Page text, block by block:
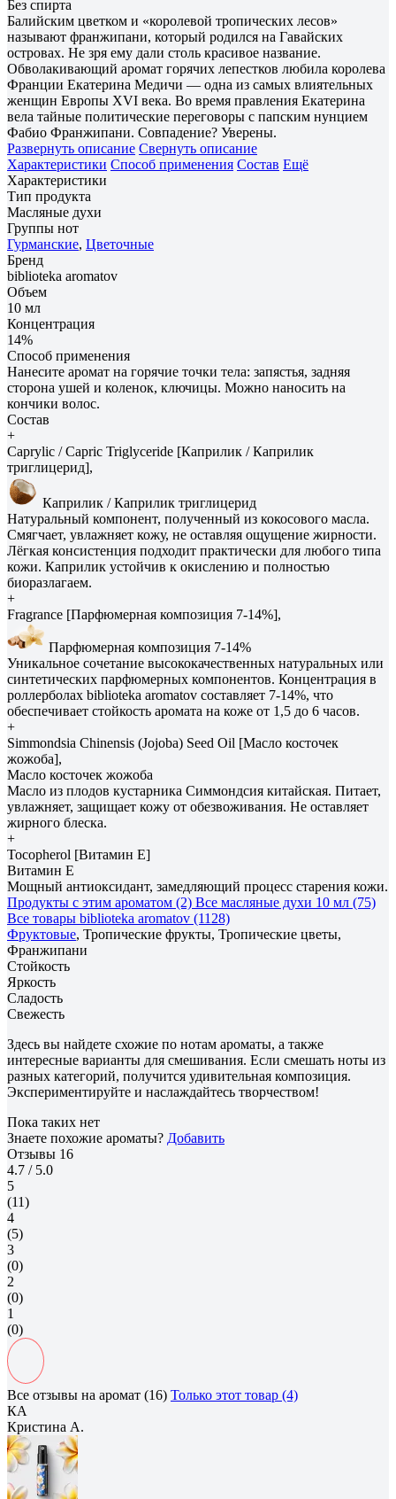
Без спирта
Балийским цветком и «королевой тропических лесов»
называют франжипани, который родился на Гавайских
островах. Не зря ему дали столь красивое название.
Обволакивающий аромат горячих лепестков любила королева
Франции Екатерина Медичи — одна из самых влиятельных
женщин Европы XVI века. Во время правления Екатерина
вела тайные политические переговоры с папским нунцием
Фабио Франжипани. Совпадение? Уверены.
Развернуть описание Свернуть описание
Характеристики Способ применения Состав Ещё
Характеристики
Тип продукта
Масляные духи
Группы нот
Гурманские, Цветочные
Бренд
biblioteka aromatov
Объем
10 мл
Концентрация
14%
Способ применения
Нанесите аромат на горячие точки тела: запястья, задняя
сторона ушей и коленок, ключицы. Можно наносить на
кончики волос.
Состав
+
Caprylic / Capric Triglyceride [Каприлик / Каприлик
триглицерид],
Каприлик / Каприлик триглицерид
Натуральный компонент, полученный из кокосового масла.
Смягчает, увлажняет кожу, не оставляя ощущение жирности.
Лёгкая консистенция подходит практически для любого типа
кожи. Каприлик устойчив к окислению и полностью
биоразлагаем.
+
Fragrance [Парфюмерная композиция 7-14%],
Парфюмерная композиция 7-14%
Уникальное сочетание высококачественных натуральных или
синтетических парфюмерных компонентов. Концентрация в
роллерболах biblioteka aromatov составляет 7-14%, что
обеспечивает стойкость аромата на коже от 1,5 до 6 часов.
+
Simmondsia Сhinensis (Jojoba) Seed Oil [Масло косточек
жожоба],
Масло косточек жожоба
Масло из плодов кустарника Симмондсия китайская. Питает,
увлажняет, защищает кожу от обезвоживания. Не оставляет
жирного блеска.
+
Tocopherol [Витамин E]
Витамин E
Мощный антиоксидант, замедляющий процесс старения кожи.
Продукты с этим ароматом (2) Все масляные духи 10 мл (75)
Все товары biblioteka aromatov (1128)
Фруктовые, Тропические фрукты, Тропические цветы,
Франжипани
Стойкость
Яркость
Сладость
Свежесть
Здесь вы найдете схожие по нотам ароматы, а также
интересные варианты для смешивания. Если смешать ноты из
разных категорий, получится удивительная композиция.
Экспериментируйте и наслаждайтесь творчеством!
Пока таких нет
Знаете похожие ароматы? Добавить
Отзывы 16
4.7 / 5.0
5
(11)
4
(5)
3
(0)
2
(0)
1
(0)
Все отзывы на аромат (16) Только этот товар (4)
КА
Кристина А.